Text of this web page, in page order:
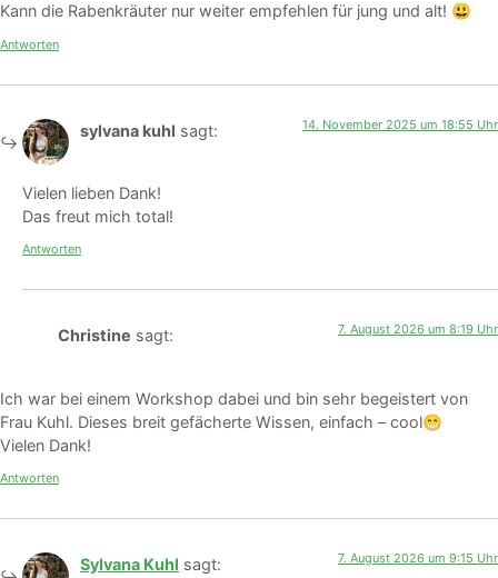
Kann die Rabenkräuter nur weiter empfehlen für jung und alt! 😃
Antworten
sylvana kuhl sagt: 14. November 2025 um 18:55 Uhr
Vielen lieben Dank!
Das freut mich total!
Antworten
Christine sagt: 7. August 2026 um 8:19 Uhr
Ich war bei einem Workshop dabei und bin sehr begeistert von
Frau Kuhl. Dieses breit gefächerte Wissen, einfach – cool😁
Vielen Dank!
Antworten
Sylvana Kuhl sagt: 7. August 2026 um 9:15 Uhr